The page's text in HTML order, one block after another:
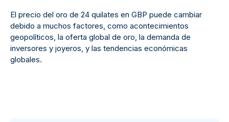
El precio del oro de 24 quilates en GBP puede cambiar
debido a muchos factores, como acontecimientos
geopolíticos, la oferta global de oro, la demanda de
inversores y joyeros, y las tendencias económicas
globales.